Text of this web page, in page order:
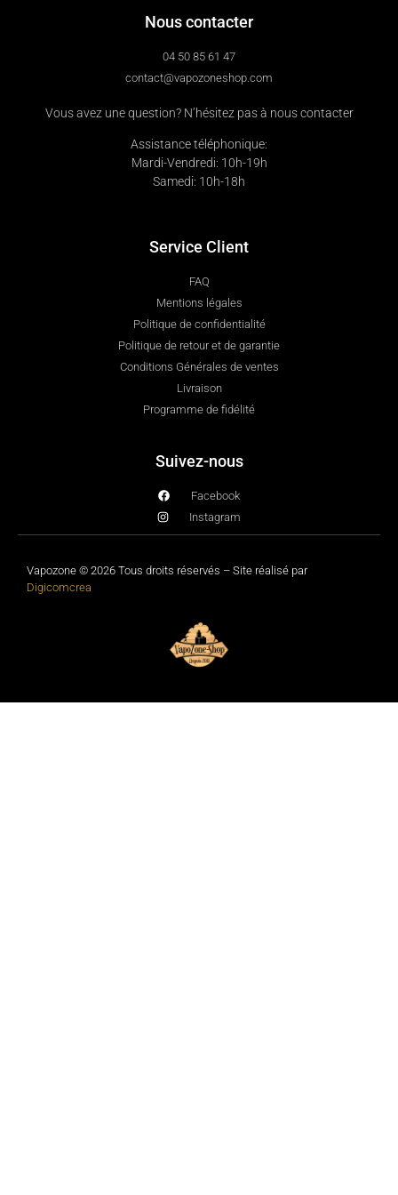
Nous contacter
04 50 85 61 47
contact@vapozoneshop.com
Vous avez une question? N’hésitez pas à nous contacter
Assistance téléphonique:
Mardi-Vendredi: 10h-19h
Samedi: 10h-18h
Service Client
FAQ
Mentions légales
Politique de confidentialité
Politique de retour et de garantie
Conditions Générales de ventes
Livraison
Programme de fidélité
Suivez-nous
Facebook
Instagram
Vapozone © 2026 Tous droits réservés – Site réalisé par
Digicomcrea